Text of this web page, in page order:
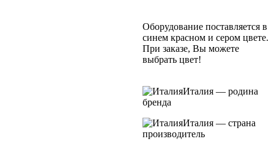
Оборудование поставляется в
синем красном и сером цвете.
При заказе, Вы можете
выбрать цвет!
Италия — родина
бренда
Италия — страна
производитель